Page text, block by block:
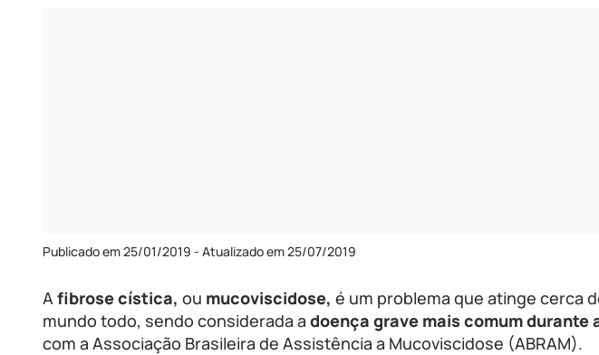
Publicado em 25/01/2019 - Atualizado em 25/07/2019
A fibrose cística, ou mucoviscidose, é um problema que atinge cerca
mundo todo, sendo considerada a doença grave mais comum durante
com a Associação Brasileira de Assistência a Mucoviscidose (ABRAM).